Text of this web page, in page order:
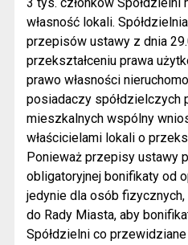
własność lokali.
przepisów ustawy z dnia
przekształceniu prawa
prawo własności
posiadaczy spółdzielczych
mieszkalnych wspólny
właścicielami lokali o
Ponieważ przepisy ustawy
obligatoryjnej bonifikaty od
jedynie dla osób fizycznych,
do Rady Miasta, aby
Spółdzielni co